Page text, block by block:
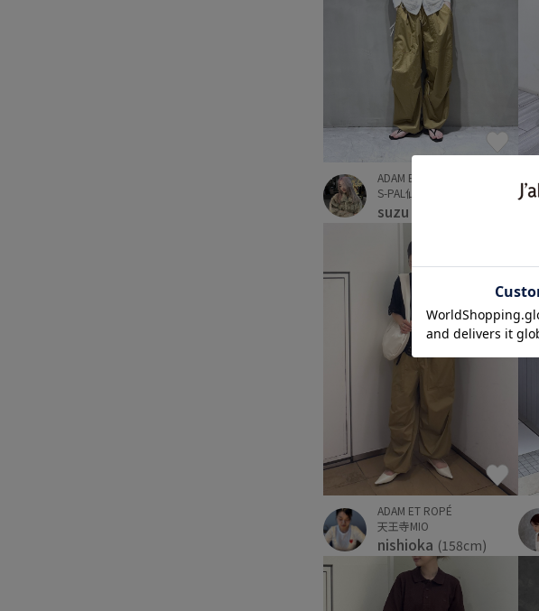
ADAM ET ROPÉ
S-PAL仙台
suzu
ADAM ET ROPÉ
天王寺MIO
nishioka (158cm)